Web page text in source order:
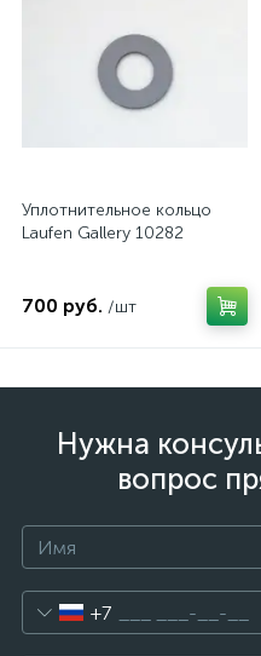
Уплотнительное кольцо
Laufen Gallery 10282
700 руб. /шт
Нужна
вопрос
+7